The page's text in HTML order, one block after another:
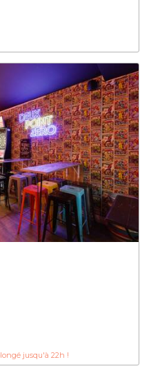
jusqu'à 22h !